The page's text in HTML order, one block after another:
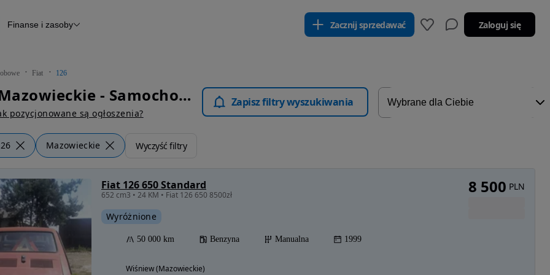
Raport z inspekcji
Otomoto News
Finanse i zasoby Zacznij sprzedawać Zaloguj się
Fiat 126
Fiat 126 Mazowieckie - Samochody Osobowe
pozycjonowane są ogłoszenia?
Zapisz filtry wyszukiwania
Mazowieckie Wyczyść filtry
Fiat 126 650 Standard
652 cm3 • 24 KM • Fiat 126 650 8500zł
Wyróżnione
50 000 km Benzyna Manualna 1999
Wiśniew (Mazowieckie)
8 500 PLN